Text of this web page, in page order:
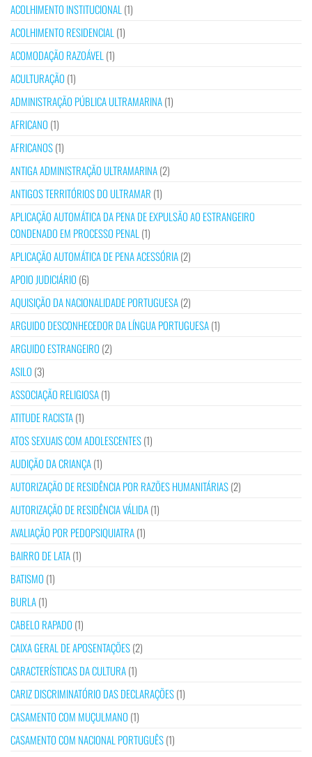
ACOLHIMENTO INSTITUCIONAL(1)
ACOLHIMENTO RESIDENCIAL(1)
ACOMODAÇÃO RAZOÁVEL(1)
ACULTURAÇÃO (1)
ADMINISTRAÇÃO PÚBLICA ULTRAMARINA(1)
AFRICANO (1)
AFRICANOS(1)
ANTIGA ADMINISTRAÇÃO ULTRAMARINA(2)
ANTIGOS TERRITÓRIOS DO ULTRAMAR (1)
APLICAÇÃO AUTOMÁTICA DA PENA DE EXPULSÃO AO ESTRANGEIRO
CONDENADO EM PROCESSO PENAL(1)
APLICAÇÃO AUTOMÁTICA DE PENA ACESSÓRIA(2)
APOIO JUDICIÁRIO (6)
AQUISIÇÃO DA NACIONALIDADE PORTUGUESA(2)
ARGUIDO DESCONHECEDOR DA LÍNGUA PORTUGUESA(1)
ARGUIDO ESTRANGEIRO (2)
ASILO (3)
ASSOCIAÇÃO RELIGIOSA(1)
ATITUDE RACISTA(1)
ATOS SEXUAIS COM ADOLESCENTES(1)
AUDIÇÃO DA CRIANÇA(1)
AUTORIZAÇÃO DE RESIDÊNCIA POR RAZÕES HUMANITÁRIAS(2)
AUTORIZAÇÃO DE RESIDÊNCIA VÁLIDA(1)
AVALIAÇÃO POR PEDOPSIQUIATRA(1)
BAIRRO DE LATA(1)
BATISMO (1)
BURLA(1)
CABELO RAPADO (1)
CAIXA GERAL DE APOSENTAÇÕES(2)
CARACTERÍSTICAS DA CULTURA(1)
CARIZ DISCRIMINATÓRIO DAS DECLARAÇÕES(1)
CASAMENTO COM MUÇULMANO (1)
CASAMENTO COM NACIONAL PORTUGUÊS(1)